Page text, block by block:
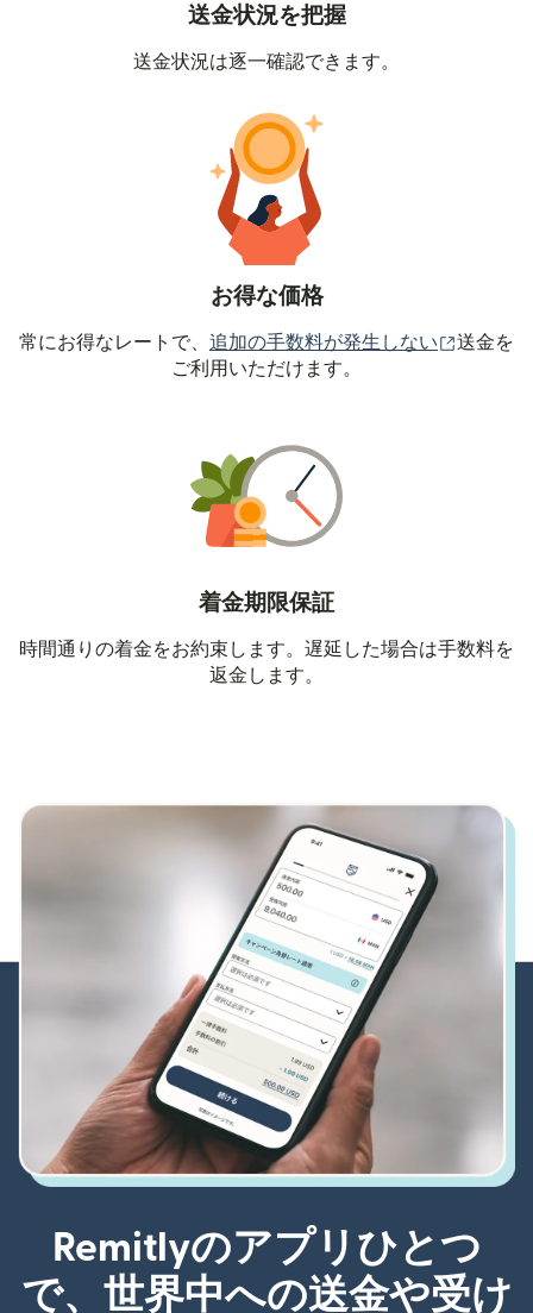
送金状況を把握
送金状況は逐一確認できます。
お得な価格
常にお得なレートで、 追加の手数料が発生しない （別ウ
送金を
ご利用いただけます。
着金期限保証
時間通りの着金をお約束します。遅延した場合は手数料を
返金します。
Remitlyのアプリひとつ
で、世界中への送金や受け